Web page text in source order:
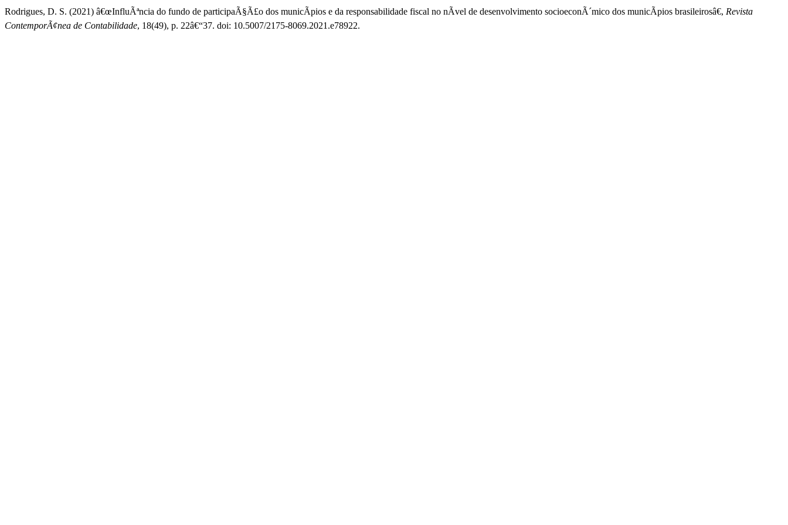
Rodrigues, D. S. (2021) â€œInfluÃªncia do fundo de participaÃ§Ã£o dos municÃ­pios e da responsabilidade fiscal no nÃ­vel de desenvolvimento socioeconÃ´mico dos municÃ­pios brasileirosâ€, Revista
ContemporÃ¢nea de Contabilidade, 18(49), p. 22â€“37. doi: 10.5007/2175-8069.2021.e78922.